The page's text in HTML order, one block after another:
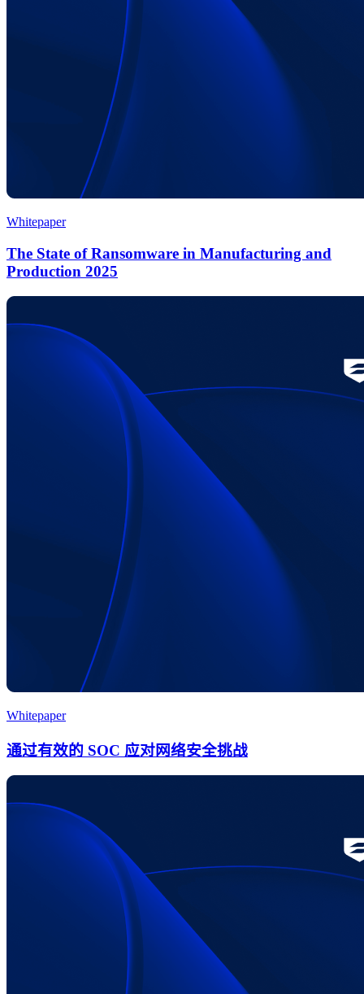
Whitepaper
The State of Ransomware in Manufacturing and
Production 2025
Whitepaper
通过有效的 SOC 应对网络安全挑战